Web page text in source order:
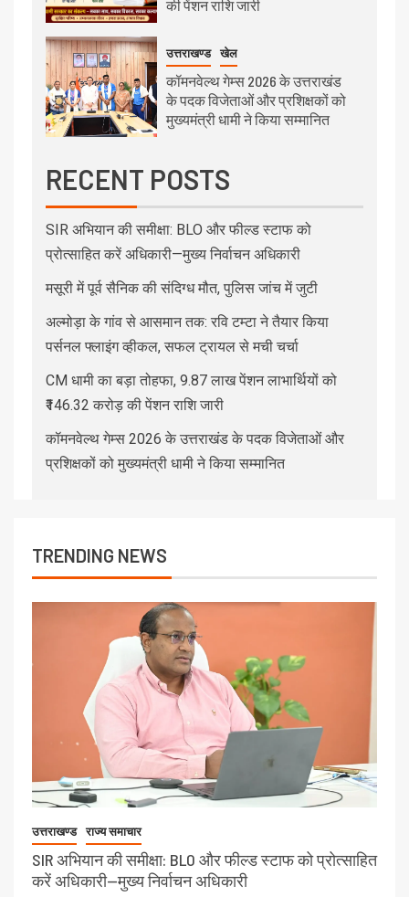
की पेंशन राशि जारी
उत्तराखण्ड खेल
कॉमनवेल्थ गेम्स 2026 के उत्तराखंड
के पदक विजेताओं और प्रशिक्षकों को
मुख्यमंत्री धामी ने किया सम्मानित
RECENT POSTS
SIR अभियान की समीक्षा: BLO और फील्ड स्टाफ को
प्रोत्साहित करें अधिकारी—मुख्य निर्वाचन अधिकारी
मसूरी में पूर्व सैनिक की संदिग्ध मौत, पुलिस जांच में जुटी
अल्मोड़ा के गांव से आसमान तक: रवि टम्टा ने तैयार किया
पर्सनल फ्लाइंग व्हीकल, सफल ट्रायल से मची चर्चा
CM धामी का बड़ा तोहफा, 9.87 लाख पेंशन लाभार्थियों को
₹146.32 करोड़ की पेंशन राशि जारी
कॉमनवेल्थ गेम्स 2026 के उत्तराखंड के पदक विजेताओं और
प्रशिक्षकों को मुख्यमंत्री धामी ने किया सम्मानित
TRENDING NEWS
उत्तराखण्ड राज्य समाचार
SIR अभियान की समीक्षा: BLO और फील्ड स्टाफ को प्रोत्साहित
करें अधिकारी—मुख्य निर्वाचन अधिकारी